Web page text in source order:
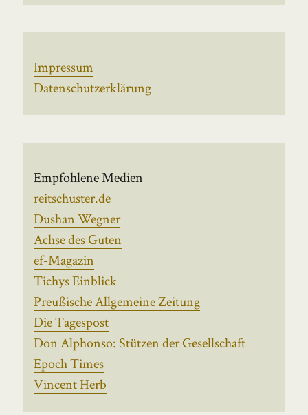
Impressum
Datenschutzerklärung
Empfohlene Medien
reitschuster.de
Dushan Wegner
Achse des Guten
ef-Magazin
Tichys Einblick
Preußische Allgemeine Zeitung
Die Tagespost
Don Alphonso: Stützen der Gesellschaft
Epoch Times
Vincent Herb